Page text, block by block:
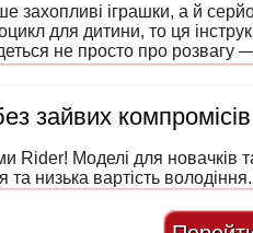
захопливі іграшки, а й
для дитини, то ця
не просто про розвагу
зайвих компромісів
Rider! Моделі для новачків
низька вартість володіння.